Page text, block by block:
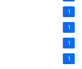
1
1
1
1